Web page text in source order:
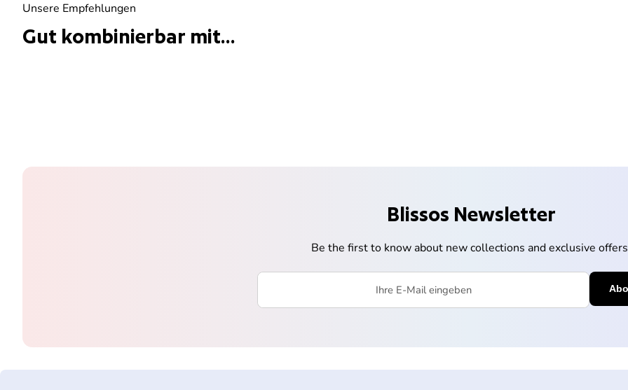
Unsere Empfehlungen
Gut kombinierbar mit...
Blissos Newsletter
Be the first to know about new collections and exclusive